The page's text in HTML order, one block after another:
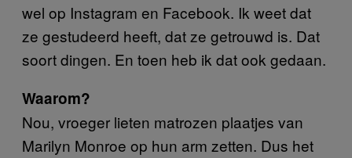
wel op Instagram en Facebook. Ik weet dat
ze gestudeerd heeft, dat ze getrouwd is. Dat
soort dingen. En toen heb ik dat ook gedaan.
Waarom?
Nou, vroeger lieten matrozen plaatjes van
Marilyn Monroe op hun arm zetten. Dus het